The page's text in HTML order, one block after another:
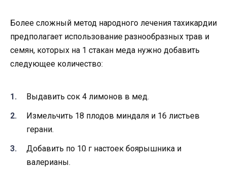
Более сложный метод народного лечения тахикардии
предполагает использование разнообразных трав и
семян, которых на 1 стакан меда нужно добавить
следующее количество:
Выдавить сок 4 лимонов в мед.
Измельчить 18 плодов миндаля и 16 листьев
герани.
Добавить по 10 г настоек боярышника и
валерианы.